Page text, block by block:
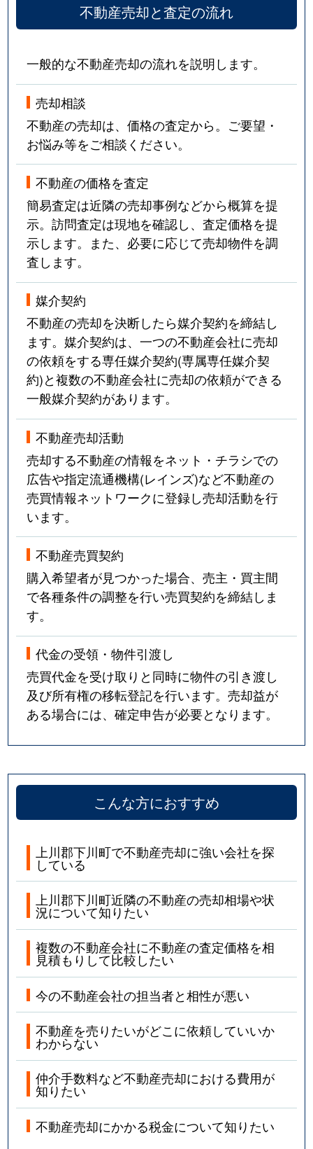
不動産売却と査定の流れ
一般的な不動産売却の流れを説明します。
売却相談
不動産の売却は、価格の査定から。ご要望・
お悩み等をご相談ください。
不動産の価格を査定
簡易査定は近隣の売却事例などから概算を提
示。訪問査定は現地を確認し、査定価格を提
示します。また、必要に応じて売却物件を調
査します。
媒介契約
不動産の売却を決断したら媒介契約を締結し
ます。媒介契約は、一つの不動産会社に売却
の依頼をする専任媒介契約(専属専任媒介契
約)と複数の不動産会社に売却の依頼ができる
一般媒介契約があります。
不動産売却活動
売却する不動産の情報をネット・チラシでの
広告や指定流通機構(レインズ)など不動産の
売買情報ネットワークに登録し売却活動を行
います。
不動産売買契約
購入希望者が見つかった場合、売主・買主間
で各種条件の調整を行い売買契約を締結しま
す。
代金の受領・物件引渡し
売買代金を受け取りと同時に物件の引き渡し
及び所有権の移転登記を行います。売却益が
ある場合には、確定申告が必要となります。
こんな方におすすめ
上川郡下川町で不動産売却に強い会社を探
している
上川郡下川町近隣の不動産の売却相場や状
況について知りたい
複数の不動産会社に不動産の査定価格を相
見積もりして比較したい
今の不動産会社の担当者と相性が悪い
不動産を売りたいがどこに依頼していいか
わからない
仲介手数料など不動産売却における費用が
知りたい
不動産売却にかかる税金について知りたい